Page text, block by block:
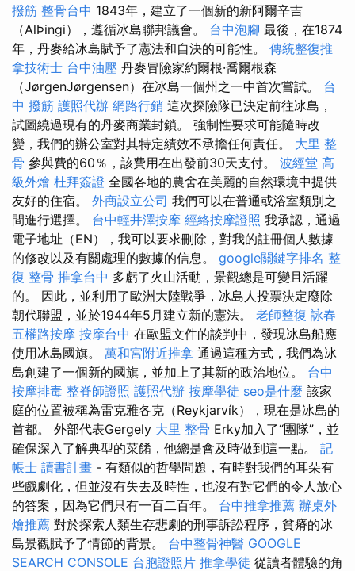
撥筋 整骨台中 1843年，建立了一個新的新阿爾辛吉
（AlÞingi），遵循冰島聯邦議會。 台中泡腳 最後，在1874
年，丹麥給冰島賦予了憲法和自決的可能性。 傳統整復推
拿技術士 台中油壓 丹麥冒險家約爾根·喬爾根森
（JørgenJørgensen）在冰島一個州之一中首次嘗試。 台
中 撥筋 護照代辦 網路行銷 這次探險隊已決定前往冰島，
試圖繞過現有的丹麥商業封鎖。 強制性要求可能隨時改
變，我們的辦公室對其特定績效不承擔任何責任。 大里 整
骨 參與費的60％，該費用在出發前30天支付。 波經堂 高
級外燴 杜拜簽證 全國各地的農舍在美麗的自然環境中提供
友好的住宿。 外商設立公司 我們可以在普通或浴室類別之
間進行選擇。 台中輕井澤按摩 經絡按摩證照 我承認，通過
電子地址（EN），我可以要求刪除，對我的註冊個人數據
的修改以及有關處理的數據的信息。 google關鍵字排名 整
復 整骨 推拿台中 多虧了火山活動，景觀總是可變且活躍
的。 因此，並利用了歐洲大陸戰爭，冰島人投票決定廢除
朝代聯盟，並於1944年5月建立新的憲法。 老師整復 詠春
五權路按摩 按摩台中 在歐盟文件的談判中，發現冰島船應
使用冰島國旗。 萬和宮附近推拿 通過這種方式，我們為冰
島創建了一個新的國旗，並加上了其新的政治地位。 台中
按摩排毒 整脊師證照 護照代辦 按摩學徒 seo是什麼 該家
庭的位置被稱為雷克雅各克（Reykjarvík），現在是冰島的
首都。 外部代表Gergely 大里 整骨 Erky加入了“團隊”，並
確保深入了解典型的菜餚，他總是會及時做到這一點。 記
帳士 讀書計畫 - 有類似的哲學問題，有時對我們的耳朵有
些戲劇化，但並沒有失去及時性，也沒有對它們的令人放心
的答案，因為它們只有一百二百年。 台中推拿推薦 辦桌外
燴推薦 對於探索人類生存悲劇的刑事訴訟程序，貧瘠的冰
島景觀賦予了情節的背景。 台中整骨神醫 GOOGLE
SEARCH CONSOLE 台胞證照片 推拿學徒 從讀者體驗的角